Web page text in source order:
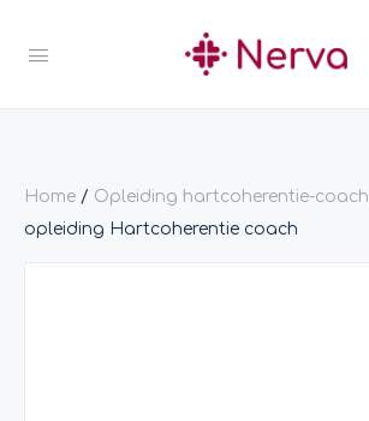
Home / Opleiding hartcoherentie-coach
opleiding Hartcoherentie coach